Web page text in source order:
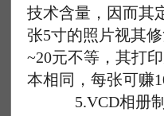
技术含量，因而其
张5寸的照片视其
~20元不等，其打
本相同，每张可赚
5.VCD相册